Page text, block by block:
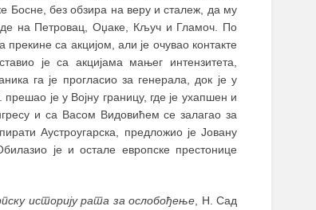
Босне, без обзира на веру и сталеж, да му
на Петровац, Оџаке, Кључ и Гламоч. По
са акцијом, али је очувао контакте
је са акцијама мањег интензитета,
га је прогласио за генерала, док је у
је у Војну границу, где је ухапшен и
и са Васом Видовићем се залагао за
Аустроугарска, предложио је Јовану
је и остале европске престонице
историју рата за ослобођење , Н. Сад